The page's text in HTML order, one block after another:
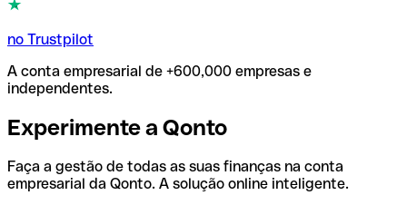
no Trustpilot
A conta empresarial de +600,000 empresas e
independentes.
Experimente a Qonto
Faça a gestão de todas as suas finanças na conta
empresarial da Qonto. A solução online inteligente.